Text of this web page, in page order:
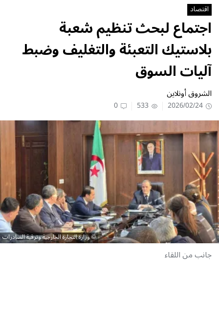
اقتصاد
اجتماع لبحث تنظيم شعبة
بلاستيك التعبئة والتغليف وضبط
آليات السوق
الشروق أونلاين
2026/02/24
533
0
وزارة التجارة الخارجية وترقية الصادرات
جانب من اللقاء